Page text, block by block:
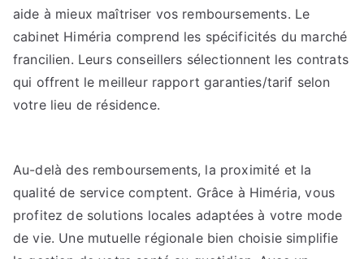
aide à mieux maîtriser vos remboursements. Le
cabinet Himéria comprend les spécificités du marché
francilien. Leurs conseillers sélectionnent les contrats
qui offrent le meilleur rapport garanties/tarif selon
votre lieu de résidence.
Au-delà des remboursements, la proximité et la
qualité de service comptent. Grâce à Himéria, vous
profitez de solutions locales adaptées à votre mode
de vie. Une mutuelle régionale bien choisie simplifie